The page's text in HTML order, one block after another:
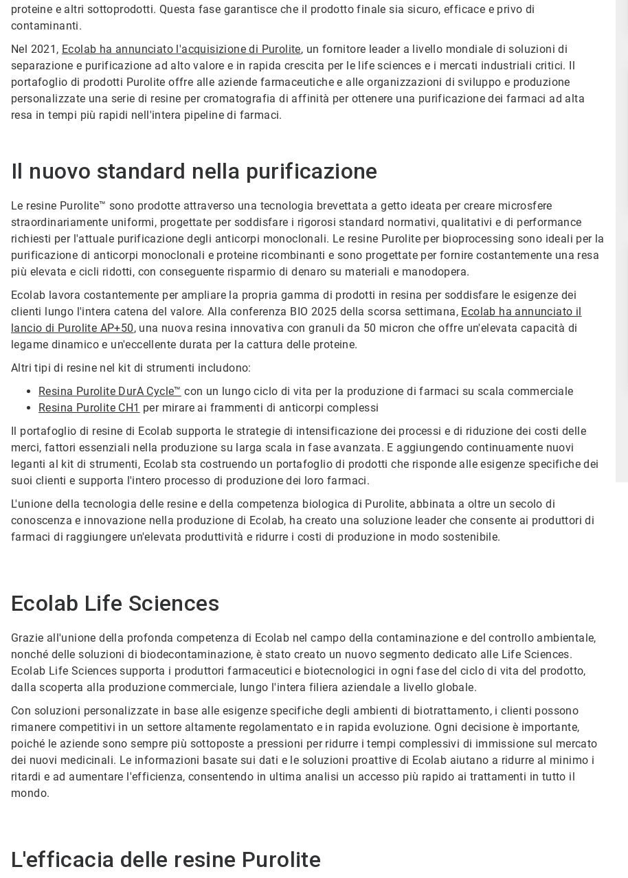
proteine e altri sottoprodotti. Questa fase garantisce che il prodotto finale sia sicuro, efficace e privo di
contaminanti.
Nel 2021, Ecolab ha annunciato l'acquisizione di Purolite, un fornitore leader a livello mondiale di soluzioni di
separazione e purificazione ad alto valore e in rapida crescita per le life sciences e i mercati industriali critici. Il
portafoglio di prodotti Purolite offre alle aziende farmaceutiche e alle organizzazioni di sviluppo e produzione
personalizzate una serie di resine per cromatografia di affinità per ottenere una purificazione dei farmaci ad alta
resa in tempi più rapidi nell'intera pipeline di farmaci.
Il nuovo standard nella purificazione
Le resine Purolite™ sono prodotte attraverso una tecnologia brevettata a getto ideata per creare microsfere
straordinariamente uniformi, progettate per soddisfare i rigorosi standard normativi, qualitativi e di performance
richiesti per l'attuale purificazione degli anticorpi monoclonali. Le resine Purolite per bioprocessing sono ideali per la
purificazione di anticorpi monoclonali e proteine ricombinanti e sono progettate per fornire costantemente una resa
più elevata e cicli ridotti, con conseguente risparmio di denaro su materiali e manodopera.
Ecolab lavora costantemente per ampliare la propria gamma di prodotti in resina per soddisfare le esigenze dei
clienti lungo l'intera catena del valore. Alla conferenza BIO 2025 della scorsa settimana, Ecolab ha annunciato il
lancio di Purolite AP+50, una nuova resina innovativa con granuli da 50 micron che offre un'elevata capacità di
legame dinamico e un'eccellente durata per la cattura delle proteine.
Altri tipi di resine nel kit di strumenti includono:
Resina Purolite DurA Cycle™ con un lungo ciclo di vita per la produzione di farmaci su scala commerciale
Resina Purolite CH1 per mirare ai frammenti di anticorpi complessi
Il portafoglio di resine di Ecolab supporta le strategie di intensificazione dei processi e di riduzione dei costi delle
merci, fattori essenziali nella produzione su larga scala in fase avanzata. E aggiungendo continuamente nuovi
leganti al kit di strumenti, Ecolab sta costruendo un portafoglio di prodotti che risponde alle esigenze specifiche dei
suoi clienti e supporta l'intero processo di produzione dei loro farmaci.
L'unione della tecnologia delle resine e della competenza biologica di Purolite, abbinata a oltre un secolo di
conoscenza e innovazione nella produzione di Ecolab, ha creato una soluzione leader che consente ai produttori di
farmaci di raggiungere un'elevata produttività e ridurre i costi di produzione in modo sostenibile.
Ecolab Life Sciences
Grazie all'unione della profonda competenza di Ecolab nel campo della contaminazione e del controllo ambientale,
nonché delle soluzioni di biodecontaminazione, è stato creato un nuovo segmento dedicato alle Life Sciences.
Ecolab Life Sciences supporta i produttori farmaceutici e biotecnologici in ogni fase del ciclo di vita del prodotto,
dalla scoperta alla produzione commerciale, lungo l'intera filiera aziendale a livello globale.
Con soluzioni personalizzate in base alle esigenze specifiche degli ambienti di biotrattamento, i clienti possono
rimanere competitivi in un settore altamente regolamentato e in rapida evoluzione. Ogni decisione è importante,
poiché le aziende sono sempre più sottoposte a pressioni per ridurre i tempi complessivi di immissione sul mercato
dei nuovi medicinali. Le informazioni basate sui dati e le soluzioni proattive di Ecolab aiutano a ridurre al minimo i
ritardi e ad aumentare l'efficienza, consentendo in ultima analisi un accesso più rapido ai trattamenti in tutto il
mondo.
L'efficacia delle resine Purolite